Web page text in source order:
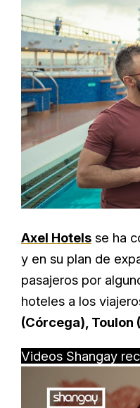
Axel Hotels se ha
y en su plan de
pasajeros por
hoteles a los
(Córcega), Toulon
Videos Shangay